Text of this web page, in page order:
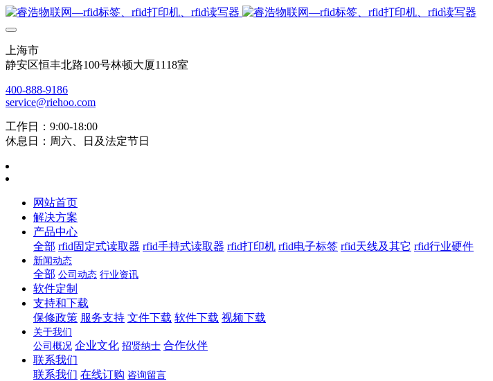
上海市
静安区恒丰北路100号林顿大厦1118室
400-888-9186
service@riehoo.com
工作日：9:00-18:00
休息日：周六、日及法定节日
网站首页
解决方案
产品中心
全部 rfid固定式读取器 rfid手持式读取器 rfid打印机 rfid电子标签 rfid天线及其它 rfid行业硬件
新闻动态
全部 公司动态 行业资讯
软件定制
支持和下载
保修政策 服务支持 文件下载 软件下载 视频下载
关于我们
公司概况 企业文化 招贤纳士 合作伙伴
联系我们
联系我们 在线订购 咨询留言